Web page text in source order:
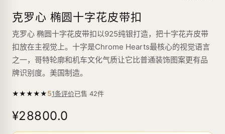
克罗心 椭圆十字花皮带扣
克罗心 椭圆十字花皮带扣以925纯银打造，把十字花卉皮带
扣放在主视觉上。十字是Chrome Hearts最核心的视觉语言
之一，哥特轮廓和机车文化气质让它比普通装饰图案更有品
牌识别度。美国制造。
★★★★★51条评价已售 42件
¥28800.0